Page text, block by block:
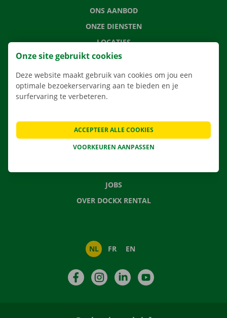
ONS AANBOD
ONZE DIENSTEN
LOCATIES
APP
VERHUISOPLOSSINGEN
CONTACTEER ONS
VEELGESTELDE VRAGEN
JOBS
OVER DOCKX RENTAL
NL FR EN
FacebookInstagramLinkedIn
Onze site gebruikt cookies
Deze website maakt gebruik van cookies om jou een
optimale bezoekerservaring aan te bieden en je
surfervaring te verbeteren.
VOORKEUREN AANPASSEN
ACCEPTEER ALLE COOKIES